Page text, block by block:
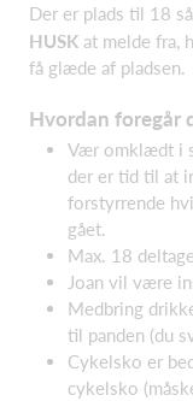
Der er plads til 18
HUSK at melde fra,
få glæde af pladsen.
Hvordan foregår
Vær omklædt i
der er tid til at
forstyrrende
gået.
Max. 18
Joan vil være
Medbring
til panden (du
Cykelsko er
cykelsko